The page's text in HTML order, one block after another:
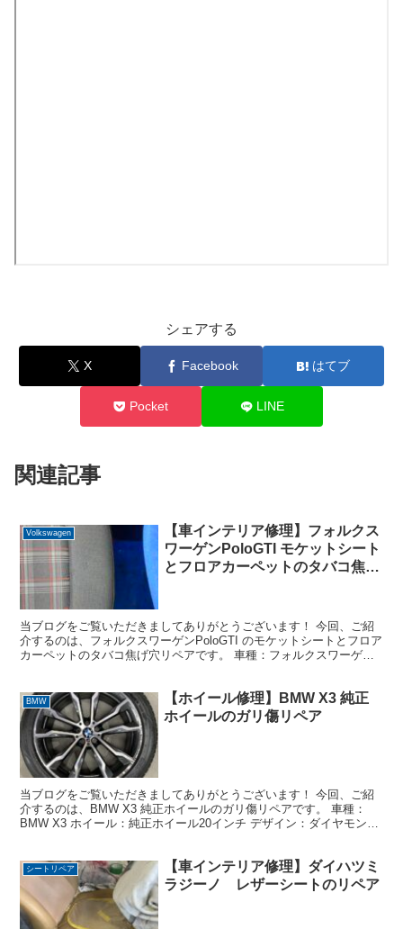
シェアする
X Facebook はてブ
Pocket LINE
関連記事
Volkswagen
【車インテリア修理】フォルクス
ワーゲンPoloGTI モケットシート
とフロアカーペットのタバコ焦げ
当ブログをご覧いただきましてありがとうございます！ 今回、ご紹
介するのは、フォルクスワーゲンPoloGTI のモケットシートとフロア
カーペットのタバコ焦げ穴リペアです。 車種：フォルクスワーゲン
BMW
【ホイール修理】BMW X3 純正
ホイールのガリ傷リペア
当ブログをご覧いただきましてありがとうございます！ 今回、ご紹
介するのは、BMW X3 純正ホイールのガリ傷リペアです。 車種：
BMW X3 ホイール：純正ホイール20インチ デザイン：ダイヤモンド
シートリペア
【車インテリア修理】ダイハツミ
ラジーノ レザーシートのリペア